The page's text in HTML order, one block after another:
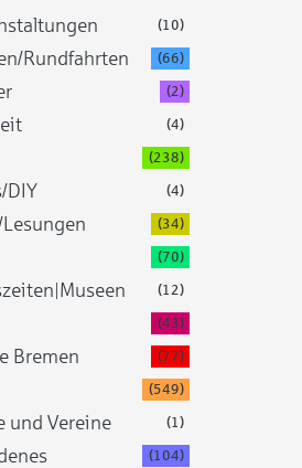
(10)
Rundfahrten (66)
(2)
(4)
(238)
DIY (4)
(34)
(70)
(12)
(43)
Bremen (77)
(549)
und Vereine (1)
(104)